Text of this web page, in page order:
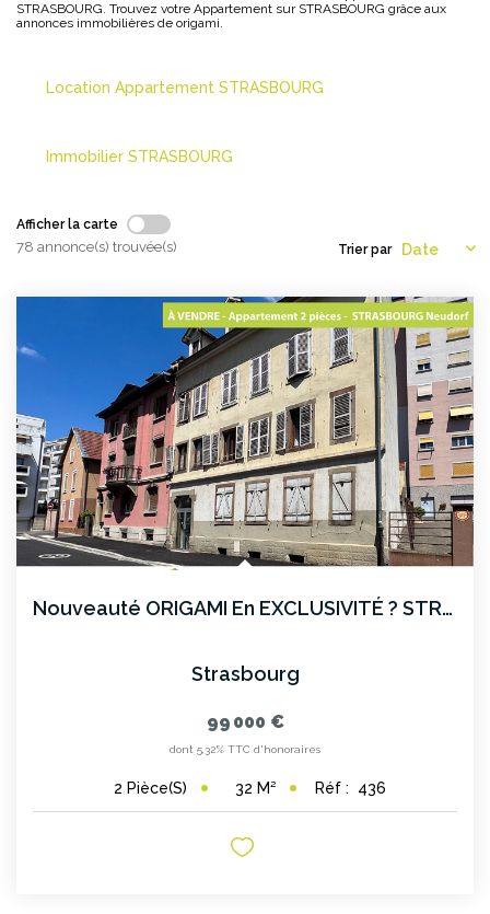
ESPACE BAILLEURS
ESPACE VENDEUR
CONTACT
STRASBOURG. Trouvez votre Appartement sur STRASBOURG grâce aux
annonces immobilières de origami.
Location Appartement STRASBOURG
Immobilier STRASBOURG
Afficher la carte
78 annonce(s) trouvée(s) Trier par
Nouveauté ORIGAMI En EXCLUSIVITÉ ? STRASBOURG NEUDORF
Strasbourg
99 000 €
dont 5,32% TTC d'honoraires
2 Pièce(s) 32 M² Réf : 436